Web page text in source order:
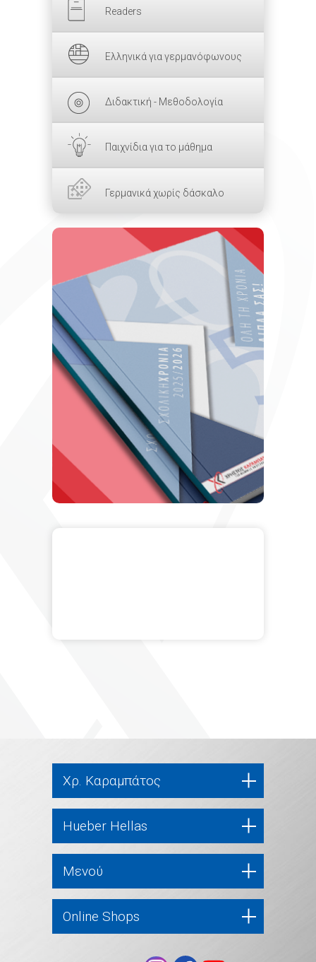
Readers
Ελληνικά για γερμανόφωνους
Διδακτική - Μεθοδολογία
Παιχνίδια για το μάθημα
Γερμανικά χωρίς δάσκαλο
Χρ. Καραμπάτος
Hueber Hellas
Μενού
Online Shops